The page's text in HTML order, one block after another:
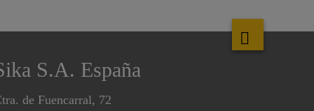
S.A. España
de Fuencarral, 72